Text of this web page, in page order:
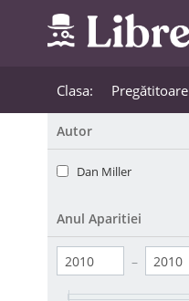
Clasa: Pregătitoare
Autor
Dan Miller
Anul Aparitiei
–